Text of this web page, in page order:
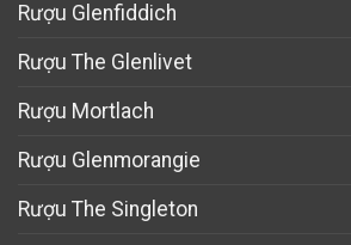
Rượu Glenfiddich
Rượu The Glenlivet
Rượu Mortlach
Rượu Glenmorangie
Rượu The Singleton